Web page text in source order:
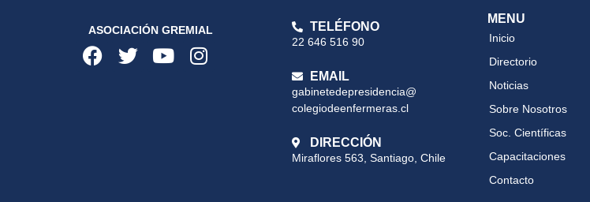
ASOCIACIÓN GREMIAL TELÉFONO
22 646 516 90
EMAIL
gabinetedepresidencia@
colegiodeenfermeras.cl
DIRECCIÓN
Miraflores 563, Santiago, Chile
MENU
Inicio
Directorio
Noticias
Sobre Nosotros
Soc. Científicas
Capacitaciones
Contacto